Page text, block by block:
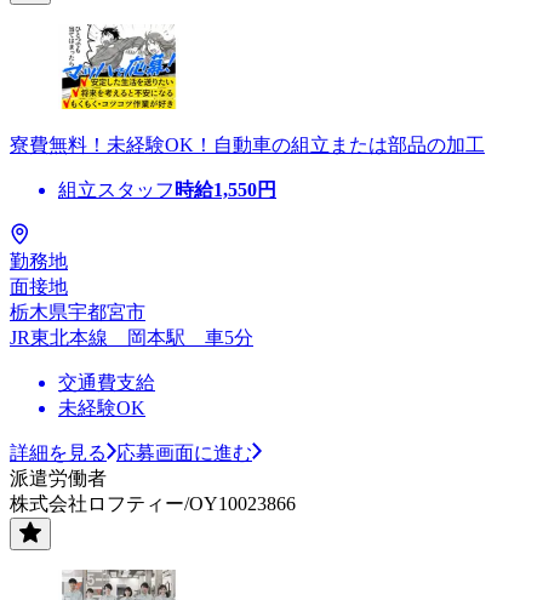
寮費無料！未経験OK！自動車の組立または部品の加工
組立スタッフ 時給1,550円
勤務地
面接地
栃木県宇都宮市
JR東北本線 岡本駅 車5分
交通費支給
未経験OK
詳細を見る
応募画面に進む
派遣労働者
株式会社ロフティー/OY10023866